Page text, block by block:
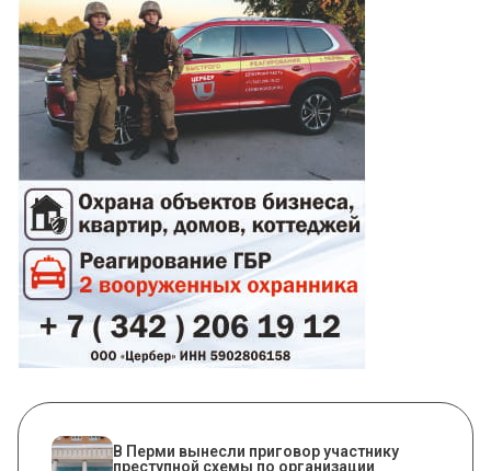
В Перми вынесли приговор участнику
преступной схемы по организации